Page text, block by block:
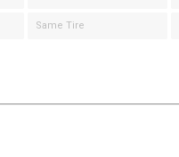
Same Tire